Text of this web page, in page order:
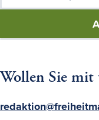
Mail
K
n
Wollen Sie mit